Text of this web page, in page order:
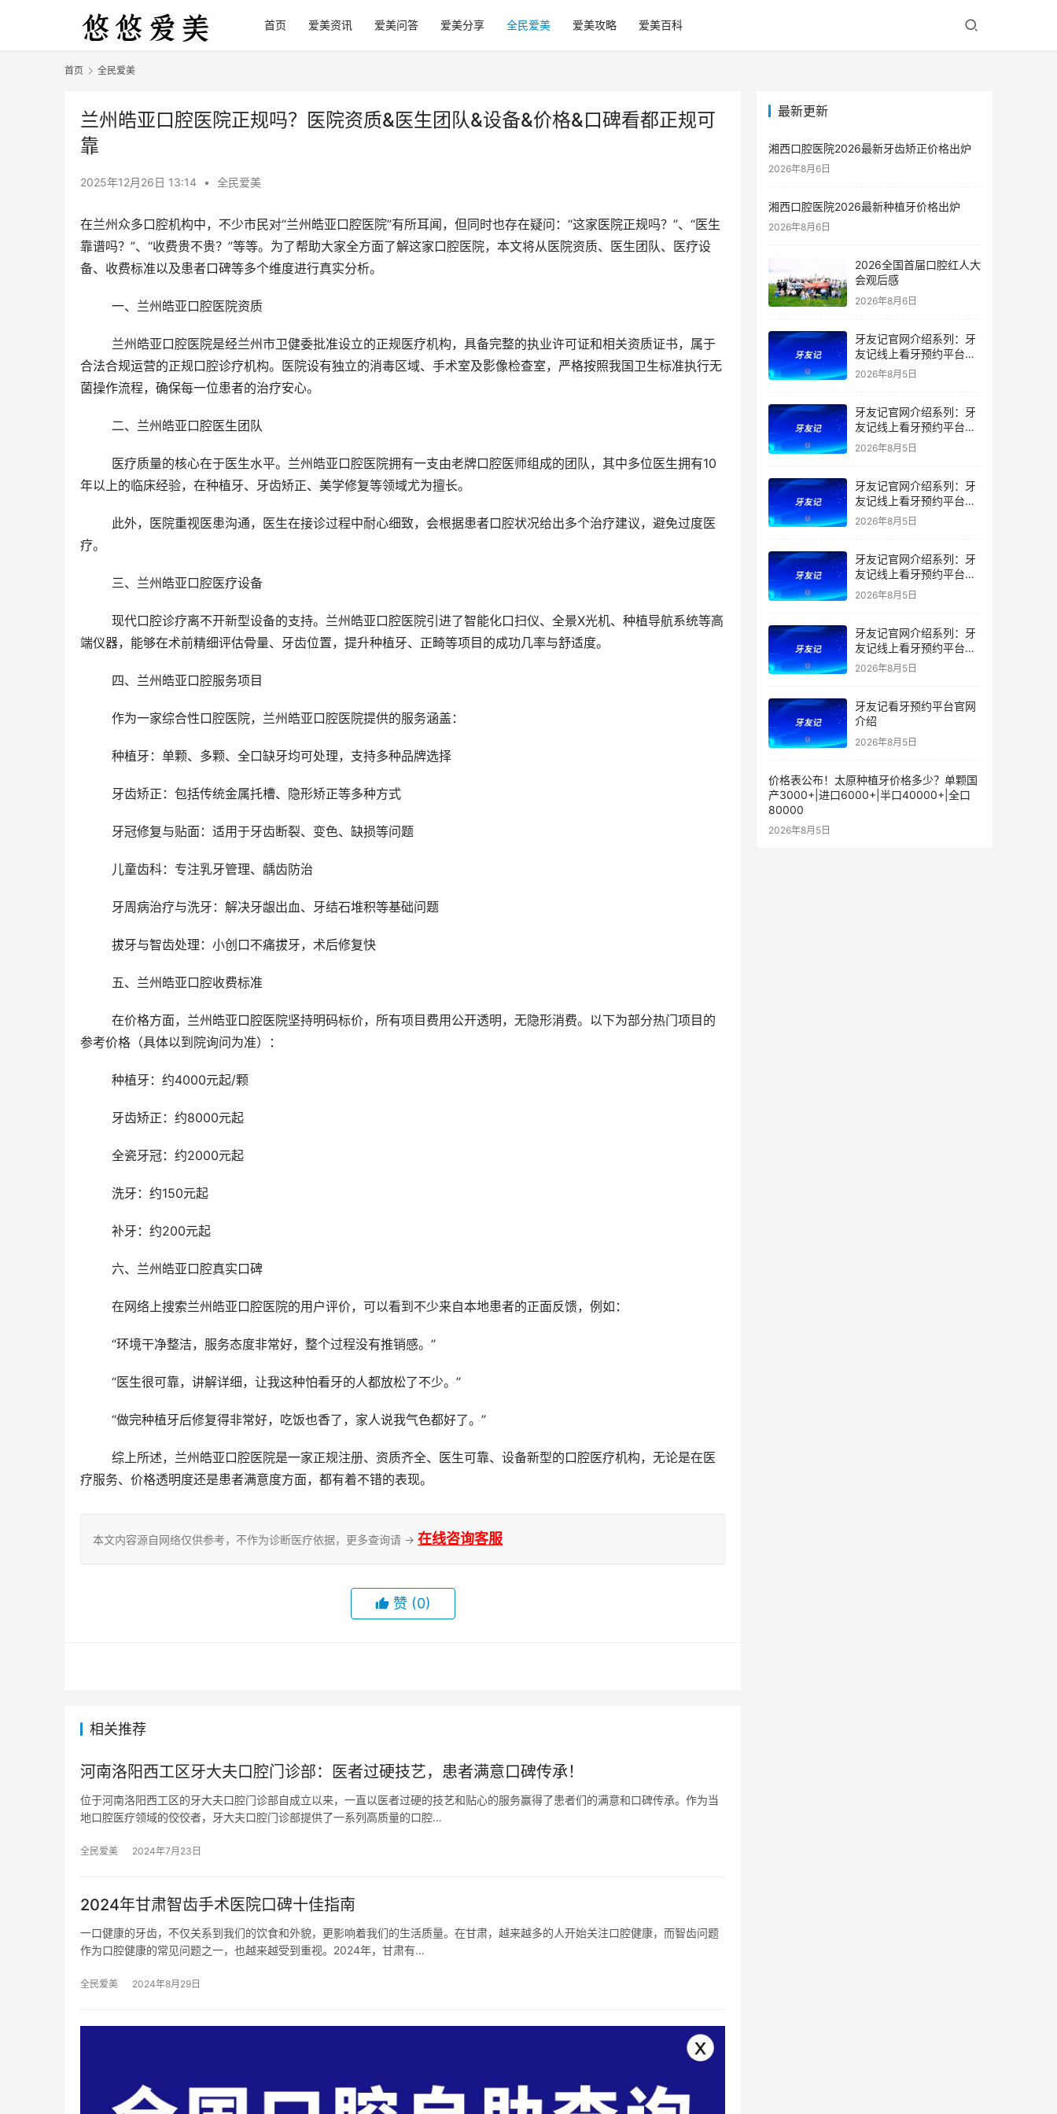
首页 爱美资讯 爱美问答 爱美分享 全民爱美 爱美攻略 爱美百科
首页 全民爱美
兰州皓亚口腔医院正规吗？医院资质&医生团队&设备&价格&口碑看都正规可
靠
2025年12月26日 13:14 • 全民爱美
在兰州众多口腔机构中，不少市民对“兰州皓亚口腔医院”有所耳闻，但同时也存在疑问：“这家医院正规吗？”、“医生
靠谱吗？”、“收费贵不贵？”等等。为了帮助大家全方面了解这家口腔医院，本文将从医院资质、医生团队、医疗设
备、收费标准以及患者口碑等多个维度进行真实分析。
	一、兰州皓亚口腔医院资质
合法合规运营的正规口腔诊疗机构。医院设有独立的消毒区域、手术室及影像检查室，严格按照我国卫生标准执行无
菌操作流程，确保每一位患者的治疗安心。
	二、兰州皓亚口腔医生团队
年以上的临床经验，在种植牙、牙齿矫正、美学修复等领域尤为擅长。
疗。
	三、兰州皓亚口腔医疗设备
端仪器，能够在术前精细评估骨量、牙齿位置，提升种植牙、正畸等项目的成功几率与舒适度。
	四、兰州皓亚口腔服务项目
	作为一家综合性口腔医院，兰州皓亚口腔医院提供的服务涵盖：
	种植牙：单颗、多颗、全口缺牙均可处理，支持多种品牌选择
	牙齿矫正：包括传统金属托槽、隐形矫正等多种方式
	牙冠修复与贴面：适用于牙齿断裂、变色、缺损等问题
	儿童齿科：专注乳牙管理、龋齿防治
	牙周病治疗与洗牙：解决牙龈出血、牙结石堆积等基础问题
	拔牙与智齿处理：小创口不痛拔牙，术后修复快
	五、兰州皓亚口腔收费标准
参考价格（具体以到院询问为准）：
	种植牙：约4000元起/颗
	牙齿矫正：约8000元起
	全瓷牙冠：约2000元起
	洗牙：约150元起
	补牙：约200元起
	六、兰州皓亚口腔真实口碑
	在网络上搜索兰州皓亚口腔医院的用户评价，可以看到不少来自本地患者的正面反馈，例如：
	“环境干净整洁，服务态度非常好，整个过程没有推销感。”
	“医生很可靠，讲解详细，让我这种怕看牙的人都放松了不少。”
	“做完种植牙后修复得非常好，吃饭也香了，家人说我气色都好了。”
疗服务、价格透明度还是患者满意度方面，都有着不错的表现。
本文内容源自网络仅供参考，不作为诊断医疗依据，更多查询请 → 在线咨询客服
赞 (0)
相关推荐
河南洛阳西工区牙大夫口腔门诊部：医者过硬技艺，患者满意口碑传承！
位于河南洛阳西工区的牙大夫口腔门诊部自成立以来，一直以医者过硬的技艺和贴心的服务赢得了患者们的满意和口碑传承。作为当
地口腔医疗领域的佼佼者，牙大夫口腔门诊部提供了一系列高质量的口腔…
全民爱美 2024年7月23日
2024年甘肃智齿手术医院口碑十佳指南
一口健康的牙齿，不仅关系到我们的饮食和外貌，更影响着我们的生活质量。在甘肃，越来越多的人开始关注口腔健康，而智齿问题
作为口腔健康的常见问题之一，也越来越受到重视。2024年，甘肃有…
全民爱美 2024年8月29日
最新更新
湘西口腔医院2026最新牙齿矫正价格出炉
2026年8月6日
湘西口腔医院2026最新种植牙价格出炉
2026年8月6日
2026全国首届口腔红人大
会观后感
2026年8月6日
牙友记官网介绍系列：牙
友记线上看牙预约平台是
干什么的？靠谱吗？
2026年8月5日
牙友记官网介绍系列：牙
友记线上看牙预约平台让
看牙不再靠运气
2026年8月5日
牙友记官网介绍系列：牙
友记线上看牙预约平台打
破口腔行业专业壁垒新手
2026年8月5日
牙友记官网介绍系列：牙
友记线上看牙预约平台落
地同城就诊经验打破未知
2026年8月5日
牙友记官网介绍系列：牙
友记线上看牙预约平台的
优势在哪里？
2026年8月5日
牙友记看牙预约平台官网
介绍
2026年8月5日
价格表公布！太原种植牙价格多少？单颗国
产3000+|进口6000+|半口40000+|全口
80000
2026年8月5日